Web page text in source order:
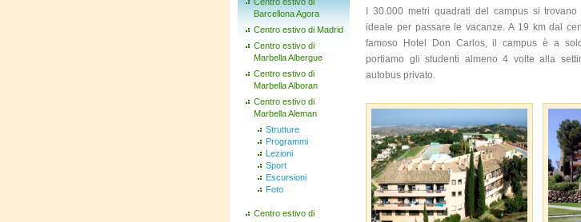
Barcellona Agora
Centro estivo di Madrid
Centro estivo di
Marbella Albergue
Centro estivo di
Marbella Alboran
Centro estivo di
Marbella Aleman
Strutture
Programmi
Lezioni
Sport
Escursioni
Foto
Centro estivo di
I 30.000 metri quadrati del campus si
ideale per passare le vacanze. A 19 km dal
famoso Hotel Don Carlos, il campus è a
portiamo gli studenti almeno 4 volte alla
autobus privato.